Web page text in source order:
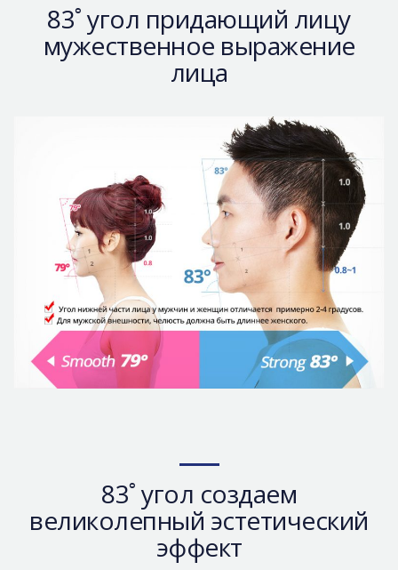
Консультация
Реальные До/После селфи
83˚ угол придающий лицу
мужественное выражение
лица
83˚ угол создаем
великолепный эстетический
эффект